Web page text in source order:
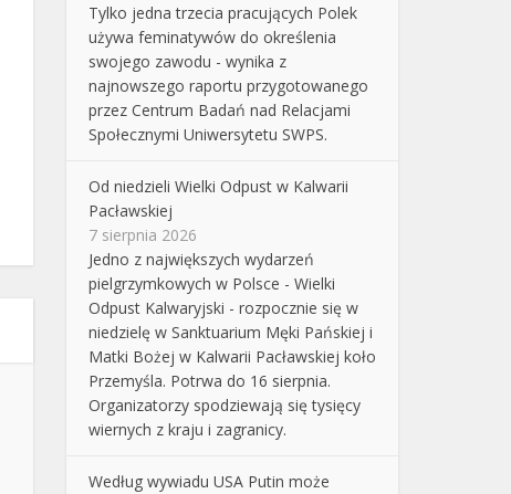
Tylko jedna trzecia pracujących Polek
używa feminatywów do określenia
swojego zawodu - wynika z
najnowszego raportu przygotowanego
przez Centrum Badań nad Relacjami
Społecznymi Uniwersytetu SWPS.
Od niedzieli Wielki Odpust w Kalwarii
Pacławskiej
7 sierpnia 2026
Jedno z największych wydarzeń
pielgrzymkowych w Polsce - Wielki
Odpust Kalwaryjski - rozpocznie się w
niedzielę w Sanktuarium Męki Pańskiej i
Matki Bożej w Kalwarii Pacławskiej koło
Przemyśla. Potrwa do 16 sierpnia.
Organizatorzy spodziewają się tysięcy
wiernych z kraju i zagranicy.
Według wywiadu USA Putin może